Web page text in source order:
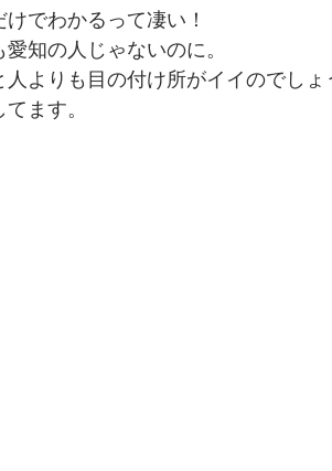
けでわかるって凄い！
愛知の人じゃないのに。
人よりも目の付け所がイイのでしょ
ます。